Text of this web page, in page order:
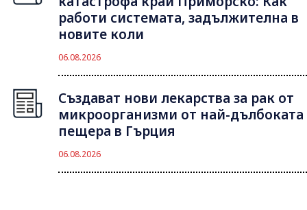
работи системата, задължителна в
новите коли
06.08.2026
Създават нови лекарства за рак от
микроорганизми от най-дълбоката
пещера в Гърция
06.08.2026